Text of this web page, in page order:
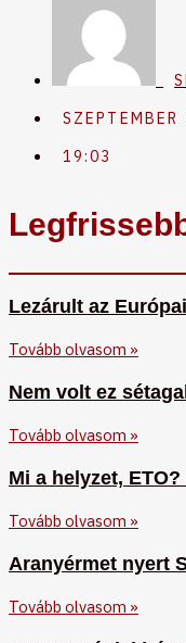
19:03
Lezárult az
Tovább olvasom »
Nem volt ez
Tovább olvasom »
Mi a helyzet,
Tovább olvasom »
Aranyérmet nyert
Tovább olvasom »